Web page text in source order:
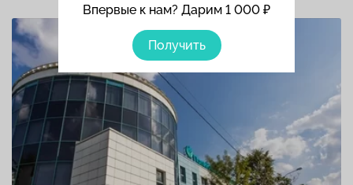
Впервые к нам? Дарим 1 000 ₽
Получить